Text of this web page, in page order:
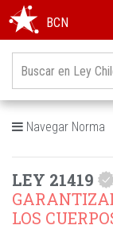
BCN
Navegar Norma
LEY 21419
LOS